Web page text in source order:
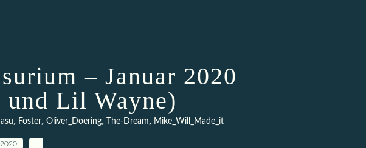
– Januar 2020
Lil Wayne)
, Foster, Oliver_Doering, The-Dream, Mike_Will_Made_it